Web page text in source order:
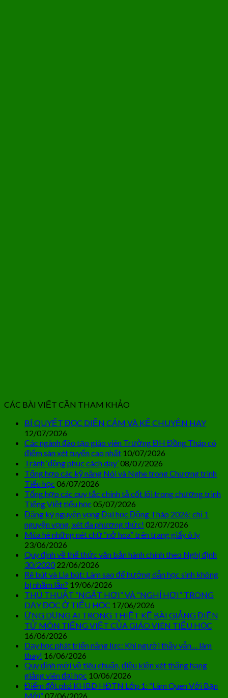
CÁC BÀI VIẾT CẦN THAM KHẢO
BÍ QUYẾT ĐỌC DIỄN CẢM VÀ KỂ CHUYỆN HAY
12/07/2026
Các ngành đào tạo giáo viên Trường ĐH Đồng Tháp có
điểm sàn xét tuyển cao nhất 10/07/2026
Tránh ‘đồng phục cách dạy’08/07/2026
Tổng hợp các kỹ năng Nói và Nghe trong Chương trình
Tiểu học 06/07/2026
Tổng hợp các quy tắc chính tả cốt lõi trong chương trình
Tiếng Việt tiểu học 05/07/2026
Đăng ký nguyện vọng Đại học Đồng Tháp 2026: chỉ 1
nguyện vọng, xét đa phương thức! 02/07/2026
Mùa hè những nét chữ “nở hoa” trên trang giấy ô ly
23/06/2026
Quy định về thể thức văn bản hành chính theo Nghị định
30/2020 22/06/2026
Rê bút và Lia bút: Làm sao để hướng dẫn học sinh không
bị nhầm lẫn? 19/06/2026
THỦ THUẬT “NGẮT HƠI” VÀ “NGHỈ HƠI” TRONG
DẠY ĐỌC Ở TIỂU HỌC 17/06/2026
ỨNG DỤNG AI TRONG THIẾT KẾ BÀI GIẢNG ĐIỆN
TỬ MÔN TIẾNG VIỆT CỦA GIÁO VIÊN TIỂU HỌC
16/06/2026
Dạy học phát triển năng lực: Khi người thầy vẫn… làm
thay! 16/06/2026
Quy định mới về tiêu chuẩn, điều kiện xét thăng hạng
giảng viên đại học 10/06/2026
Điểm đột phá KHBD HĐTN Lớp 1: “Làm Quen Với Bạn
Mới”07/06/2026